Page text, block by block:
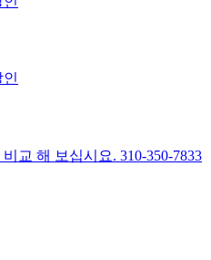
교 해 보십시요. 310-350-7833